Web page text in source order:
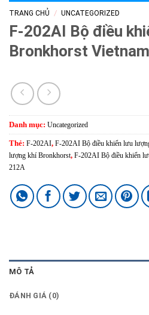
TRANG CHỦ / UNCATEGORIZED
F-202AI Bộ điều
Bronkhorst Vietnam
Danh mục: Uncategorized
Thẻ: F-202AI, F-202AI Bộ điều khiển lưu
lượng khí Bronkhorst, F-202AI Bộ điều khiển
212A
MÔ TẢ
ĐÁNH GIÁ (0)